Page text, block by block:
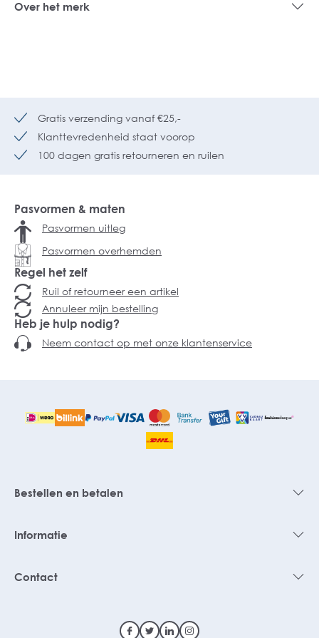
Over het merk
Gratis verzending vanaf €25,-
Klanttevredenheid staat voorop
100 dagen gratis retourneren en ruilen
Pasvormen & maten
Pasvormen uitleg
Pasvormen overhemden
Regel het zelf
Ruil of retourneer een artikel
Annuleer mijn bestelling
Heb je hulp nodig?
Neem contact op met onze klantenservice
Bestellen en betalen
Informatie
Contact